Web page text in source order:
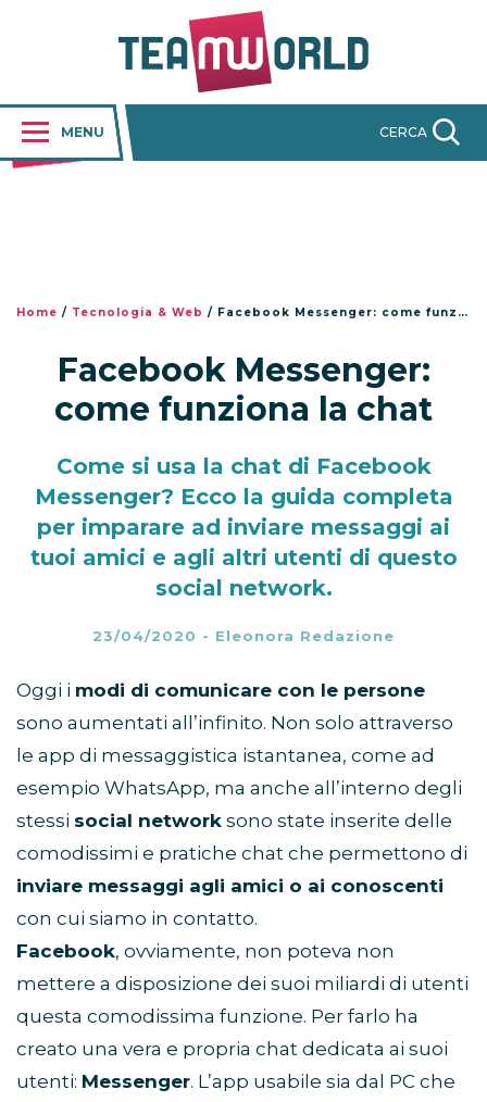
MENU CERCA
Home / Tecnologia & Web / Facebook Messenger: come funziona la chat
Facebook Messenger:
come funziona la chat
Come si usa la chat di Facebook
Messenger? Ecco la guida completa
per imparare ad inviare messaggi ai
tuoi amici e agli altri utenti di questo
social network.
23/04/2020 - Eleonora Redazione
Oggi i modi di comunicare con le persone
sono aumentati all’infinito. Non solo attraverso
le app di messaggistica istantanea, come ad
esempio WhatsApp, ma anche all’interno degli
stessi social network sono state inserite delle
comodissimi e pratiche chat che permettono di
inviare messaggi agli amici o ai conoscenti
con cui siamo in contatto.
Facebook, ovviamente, non poteva non
mettere a disposizione dei suoi miliardi di utenti
questa comodissima funzione. Per farlo ha
creato una vera e propria chat dedicata ai suoi
utenti: Messenger. L’app usabile sia dal PC che